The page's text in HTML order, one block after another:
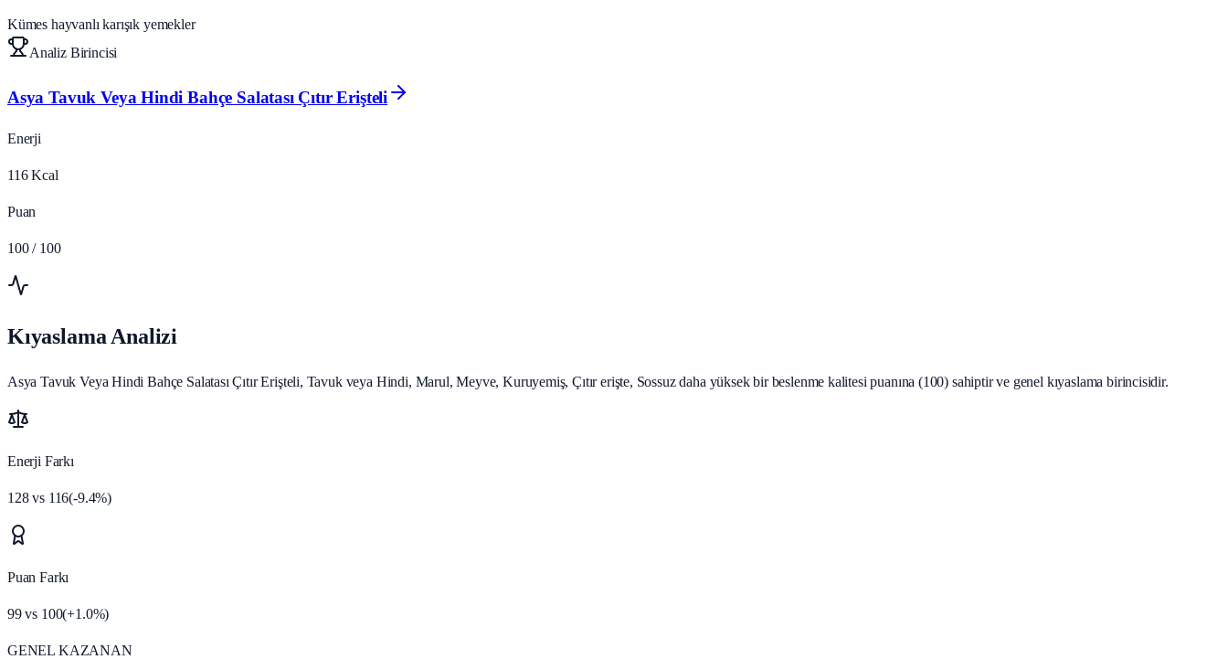
Kümes hayvanlı karışık yemekler
Analiz Birincisi
Asya Tavuk Veya Hindi Bahçe Salatası Çıtır Erişteli
Enerji
116 Kcal
Puan
100 / 100
Kıyaslama Analizi
Asya Tavuk Veya Hindi Bahçe Salatası Çıtır Erişteli, Tavuk veya Hindi, Marul, Meyve, Kuruyemiş, Çıtır erişte, Sossuz daha yüksek bir beslenme kalitesi puanına (100) sahiptir ve genel kıyaslama birincisidir.
Enerji Farkı
128vs 116(-9.4%)
Puan Farkı
99vs 100(+1.0%)
GENEL KAZANAN